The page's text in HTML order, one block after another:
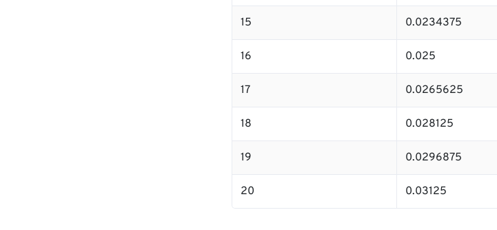
15 0.0234375
16 0.025
17 0.0265625
18 0.028125
19 0.0296875
20 0.03125